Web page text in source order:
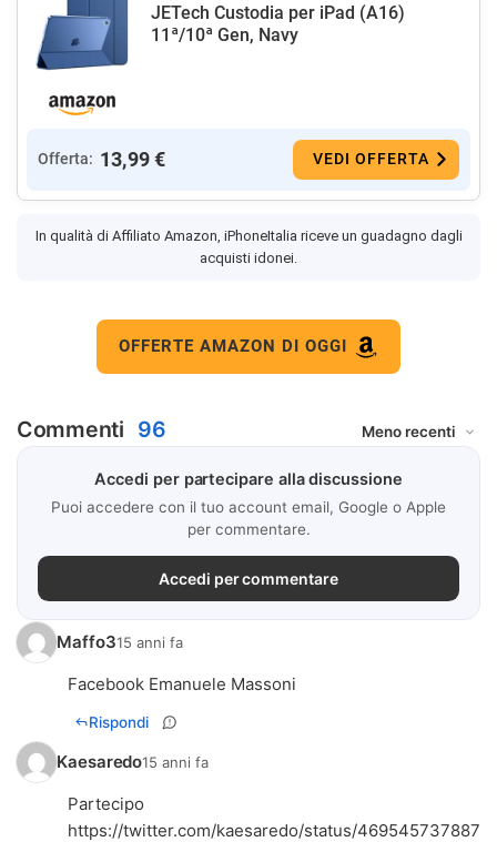
JETech Custodia per iPad (A16)
11ª/10ª Gen, Navy
Offerta: 13,99 € VEDI OFFERTA
In qualità di Affiliato Amazon, iPhoneItalia riceve un guadagno dagli
acquisti idonei.
OFFERTE AMAZON DI OGGI
Commenti 96
Accedi per partecipare alla discussione
Puoi accedere con il tuo account email, Google o Apple
per commentare.
Accedi per commentare
Maffo315 anni fa
Facebook Emanuele Massoni
Rispondi
Kaesaredo15 anni fa
https://twitter.com/kaesaredo/status/469545737887